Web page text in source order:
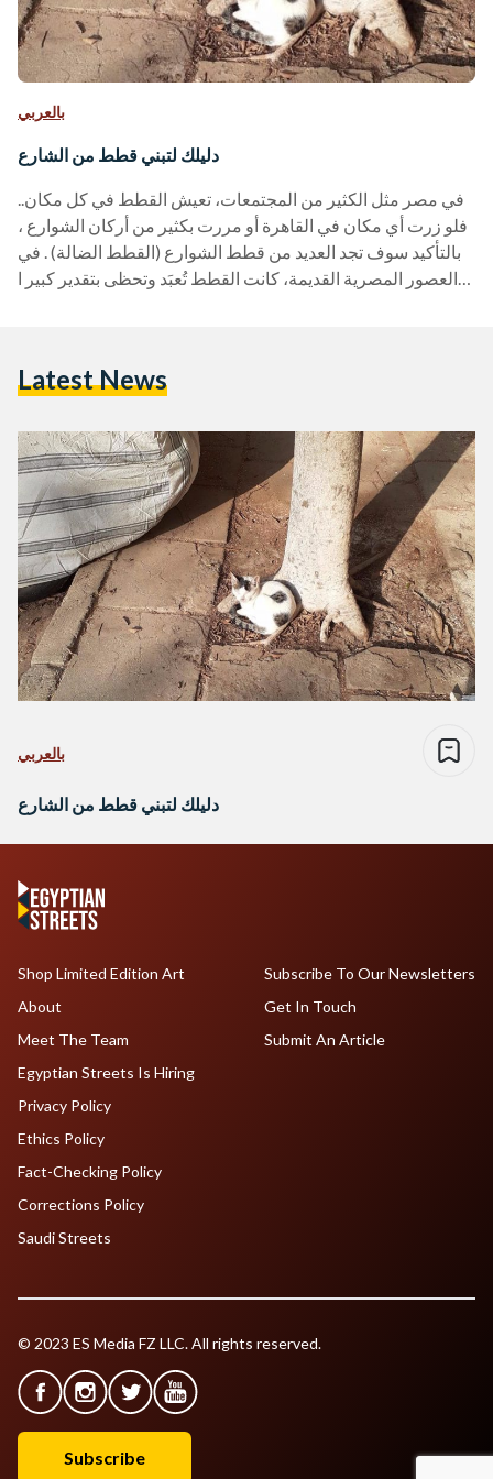
بالعربي
دليلك لتبني قطط من الشارع
في مصر مثل الكثير من المجتمعات، تعيش القطط في كل مكان..
فلو زرت أي مكان في القاهرة أو مررت بكثير من أركان الشوارع ،
بالتأكيد سوف تجد العديد من قطط الشوارع (القطط الضالة) . في
العصور المصرية القديمة، كانت القطط تُعبَد وتحظى بتقدير كبير ا
زال وجودها…
Latest News
بالعربي
دليلك لتبني قطط من الشارع
Shop Limited Edition Art
About
Meet The Team
Egyptian Streets Is Hiring
Subscribe To Our Newsletters
Get In Touch
Submit An Article
Privacy Policy
Ethics Policy
Fact-Checking Policy
Corrections Policy
Saudi Streets
© 2023 ES Media FZ LLC. All rights reserved.
Subscribe